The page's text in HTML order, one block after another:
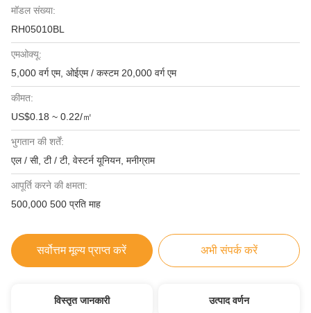
मॉडल संख्या:
RH05010BL
एमओक्यू:
5,000 वर्ग एम, ओईएम / कस्टम 20,000 वर्ग एम
कीमत:
US$0.18 ~ 0.22/㎡
भुगतान की शर्तें:
एल / सी, टी / टी, वेस्टर्न यूनियन, मनीग्राम
आपूर्ति करने की क्षमता:
500,000 500 प्रति माह
सर्वोत्तम मूल्य प्राप्त करें अभी संपर्क करें
विस्तृत जानकारी उत्पाद वर्णन